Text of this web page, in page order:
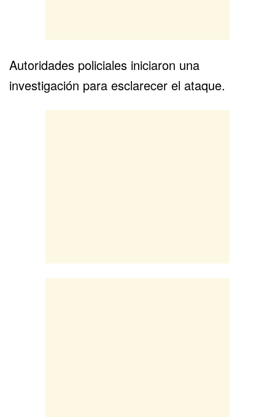
Autoridades policiales iniciaron una
investigación para esclarecer el ataque.